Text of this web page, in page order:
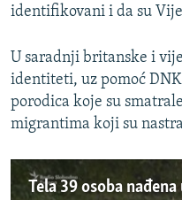
identifikovani i da su
U saradnji britanske i
identiteti, uz pomoć
porodica koje su
migrantima koji su